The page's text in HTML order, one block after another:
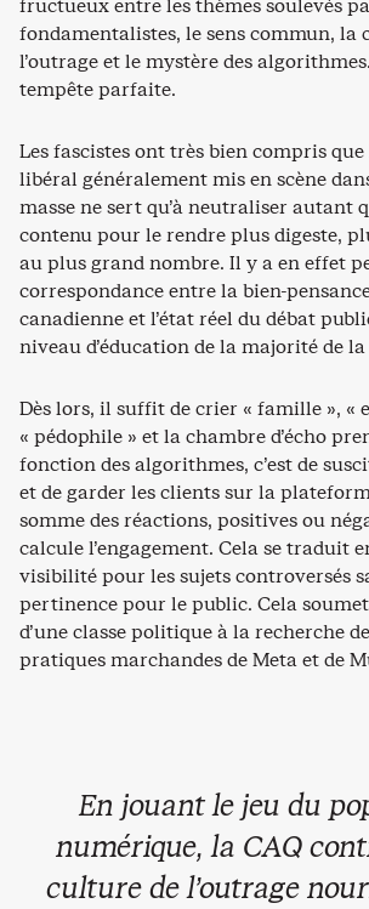
fructueux entre les thèmes soulevés
fondamentalistes, le sens commun, la
l’outrage et le mystère des
tempête parfaite.
Les fascistes ont très bien compris
libéral généralement mis en scène
masse ne sert qu’à neutraliser autant
contenu pour le rendre plus digeste,
au plus grand nombre. Il y a en effet
correspondance entre la bien-
canadienne et l’état réel du débat
niveau d’éducation de la majorité de
Dès lors, il suffit de crier « famille », «
« pédophile » et la chambre d’écho
fonction des algorithmes, c’est de
et de garder les clients sur la
somme des réactions, positives ou
calcule l’engagement. Cela se traduit
visibilité pour les sujets controversés
pertinence pour le public. Cela soumet
d’une classe politique à la recherche de
pratiques marchandes de Meta et de
En jouant le jeu du
numérique, la CAQ
culture de l’outrage